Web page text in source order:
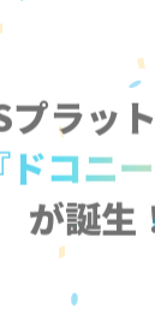
ラッ
ドコニ
が誕生